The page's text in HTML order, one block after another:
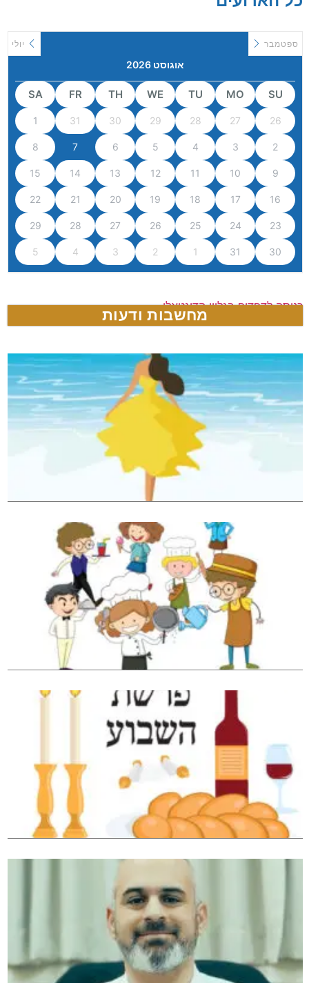
יולי
אוגוסט 2026
ספטמבר
SU
MO
TU
WE
TH
FR
SA
26
27
28
29
30
31
1
2
3
4
5
6
7
8
9
10
11
12
13
14
15
16
17
18
19
20
21
22
23
24
25
26
27
28
29
30
31
1
2
3
4
5
כניסה לדפדוף בגליון הדיגטאלי
מחשבות ודעות